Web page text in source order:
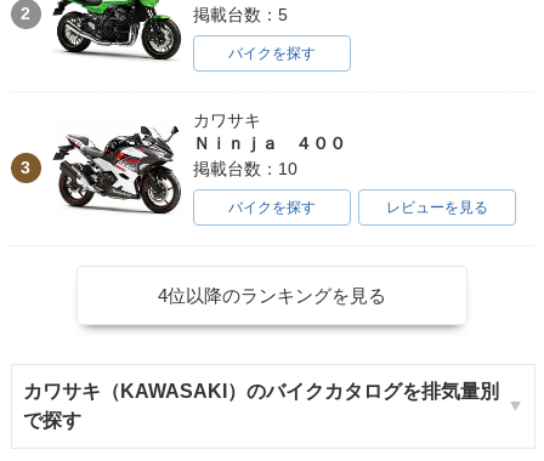
2
掲載台数：5
バイクを探す
3
カワサキ
Ｎｉｎｊａ ４００
掲載台数：10
バイクを探す レビューを見る
4位以降のランキングを見る
カワサキ（KAWASAKI）のバイクカタログを排気量別
で探す